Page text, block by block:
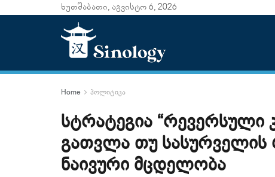
ხუთშაბათი, აგვისტო 6, 2026
Home პოლიტიკა
სტრატეგია “რევერსული
გათვლა თუ სასურველის
ნაივური მცდელობა